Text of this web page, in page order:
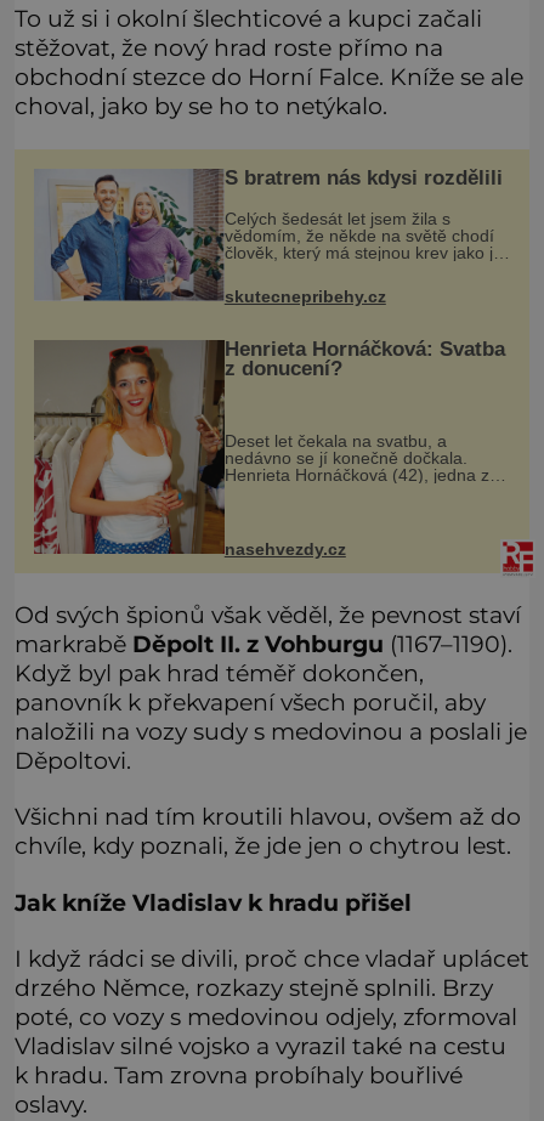
To už si i okolní šlechticové a kupci začali
stěžovat, že nový hrad roste přímo na
obchodní stezce do Horní Falce. Kníže se ale
choval, jako by se ho to netýkalo.
S bratrem nás kdysi rozdělili
Celých šedesát let jsem žila s
vědomím, že někde na světě chodí
člověk, který má stejnou krev jako já.
Jen jsem si už nedovedla vybavit
jeho tvář. Byli jsme ještě malí, když
jsme s mým o šest let mlad
skutecnepribehy.cz
Henrieta Hornáčková: Svatba
z donucení?
Deset let čekala na svatbu, a
nedávno se jí konečně dočkala.
Henrieta Hornáčková (42), jedna z
hvězd seriálu Ulice, je vdanou paní.
Její slavný den má podle mnohých
nasehvezdy.cz
Od svých špionů však věděl, že pevnost staví
markrabě Děpolt II. z Vohburgu (1167–1190).
Když byl pak hrad téměř dokončen,
panovník k překvapení všech poručil, aby
naložili na vozy sudy s medovinou a poslali je
Děpoltovi.
Všichni nad tím kroutili hlavou, ovšem až do
chvíle, kdy poznali, že jde jen o chytrou lest.
Jak kníže Vladislav k hradu přišel
I když rádci se divili, proč chce vladař uplácet
drzého Němce, rozkazy stejně splnili. Brzy
poté, co vozy s medovinou odjely, zformoval
Vladislav silné vojsko a vyrazil také na cestu
k hradu. Tam zrovna probíhaly bouřlivé
oslavy.